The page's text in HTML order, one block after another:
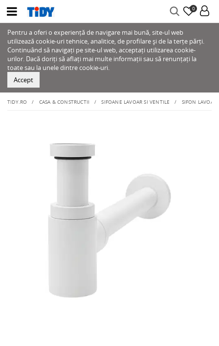
0
Pentru a oferi o experiență de navigare mai bună, site-ul web
utilizează cookie-uri tehnice, analitice, de profilare și de la terțe părți.
Continuând să navigați pe site-ul web, acceptați utilizarea cookie-
urilor. Dacă doriți să aflați mai multe informații sau să renunțați la
toate sau la unele dintre cookie-uri.
Accept
TIDY.RO CASA & CONSTRUCTII SIFOANE LAVOAR SI VENTILE SIFON